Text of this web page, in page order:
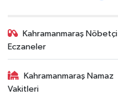
Kahramanmaraş Nöbetçi
Eczaneler
Kahramanmaraş Namaz
Vakitleri